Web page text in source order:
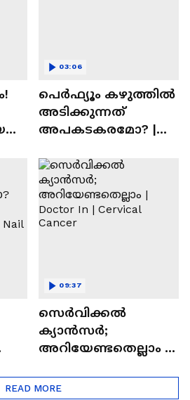
പെർഫ്യൂം കഴുത്തിൽ
അടിക്കുന്നത്
അപകടകരമോ? |
03:06
|
സെർവിക്കൽ
ക്യാൻസർ;
അറിയേണ്ടതെല്ലാം |
Cancer
09:37
READ MORE